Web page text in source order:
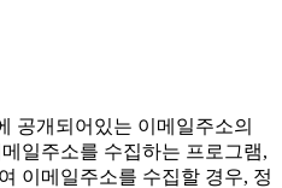
공개되어있는 이메일주소의
일주소를 수집하는 프로그램,
이메일주소를 수집할 경우, 정